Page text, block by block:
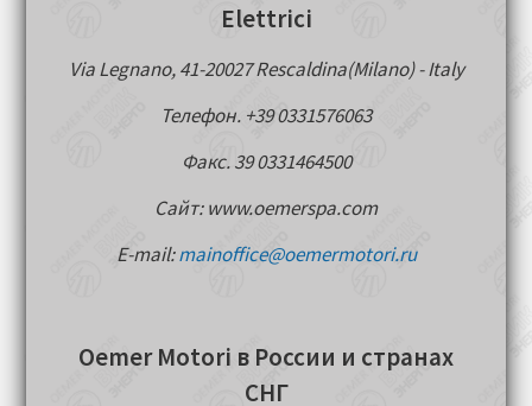
Elettrici
Via Legnano, 41-20027 Rescaldina(Milano) - Italy
Телефон. +39 0331576063
Факс. 39 0331464500
Сайт: www.oemerspa.com
E-mail:mainoffice@oemermotori.ru
Oemer Motori в России и странах
СНГ